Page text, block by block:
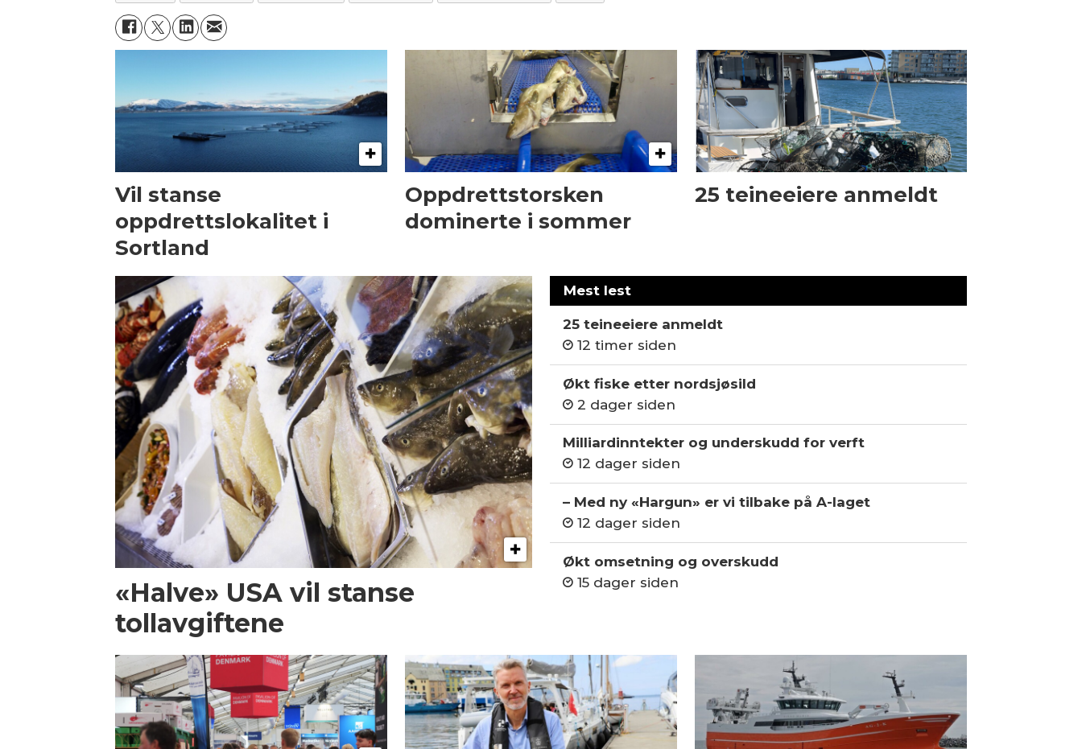
Vil stanse
oppdrettslokalitet i
Sortland
Oppdrettstorsken
dominerte i sommer
25 teineeiere anmeldt
«Halve» USA vil stanse
tollavgiftene
Mest lest
25 teineeiere anmeldt
12 timer siden
Økt fiske etter nordsjøsild
2 dager siden
Milliardinntekter og underskudd for verft
12 dager siden
– Med ny «Hargun» er vi tilbake på A-laget
12 dager siden
Økt omsetning og overskudd
15 dager siden